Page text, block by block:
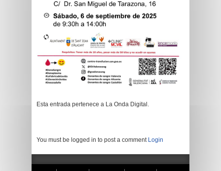
Esta entrada pertenece a La Onda Digital.
You must be logged in to post a comment Login